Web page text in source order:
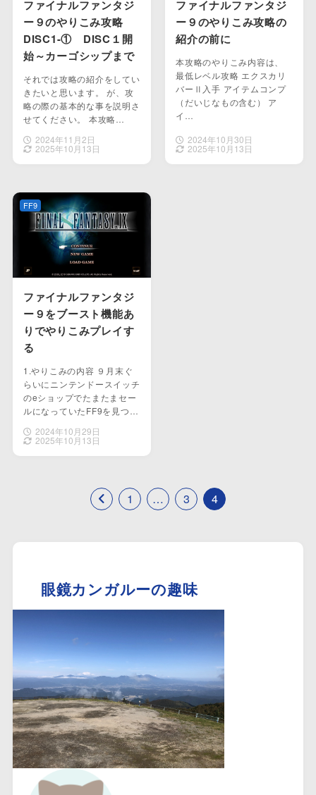
ファイナルファンタジ
ー９のやりこみ攻略
DISC1-① DISC１開
始～カーゴシップまで
それでは攻略の紹介をしてい
きたいと思います。 が、攻
略の際の基本的な事を説明さ
せてください。 本攻略…
2024年11月2日
2025年10月13日
ファイナルファンタジ
ー９のやりこみ攻略の
紹介の前に
本攻略のやりこみ内容は、
最低レベル攻略 エクスカリ
バーⅡ入手 アイテムコンプ
（だいじなもの含む） ア
イ…
2024年10月30日
2025年10月13日
ファイナルファンタジ
ー９をブースト機能あ
りでやりこみプレイす
る
1.やりこみの内容 ９月末ぐ
らいにニンテンドースイッチ
のeショップでたまたまセー
ルになっていたFF9を見つ…
2024年10月29日
2025年10月13日
FF9
1 … 3 4
眼鏡カンガルーの趣味